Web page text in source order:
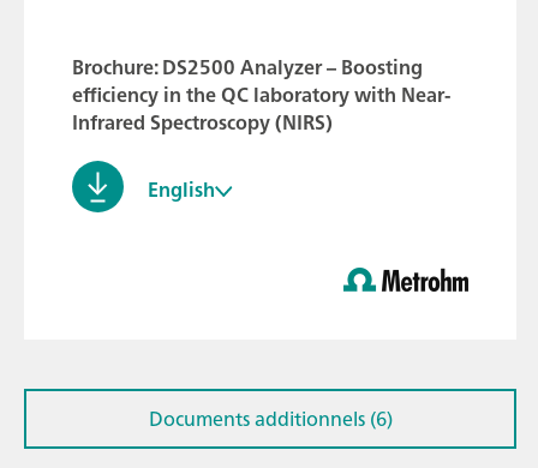
Brochure: DS2500 Analyzer – Boosting
efficiency in the QC laboratory with Near-
Infrared Spectroscopy (NIRS)
English
Documents additionnels (6)